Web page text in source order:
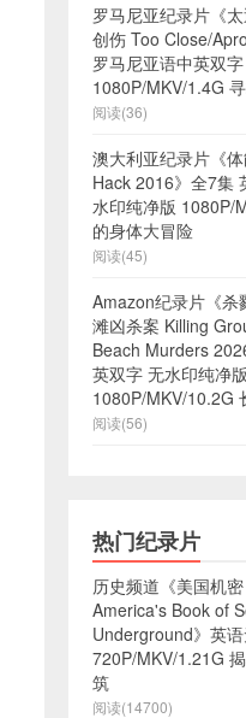
罗马尼亚纪录片《
创伤 Too Close/
罗马尼亚语中英双
1080P/MKV/1.4G
阅读(36)
澳大利亚纪录片《
Hack 2016》全7集
水印纯净版 1080P/
的身体大冒险
阅读(45)
Amazon纪录片《杀
滩凶杀案 Killing
Beach Murders
英双字 无水印纯净版
1080P/MKV/10.2G
阅读(56)
热门纪录片
历史频道《美国机
America's Book of
Underground》英
720P/MKV/1.21G
筑
阅读(14700)